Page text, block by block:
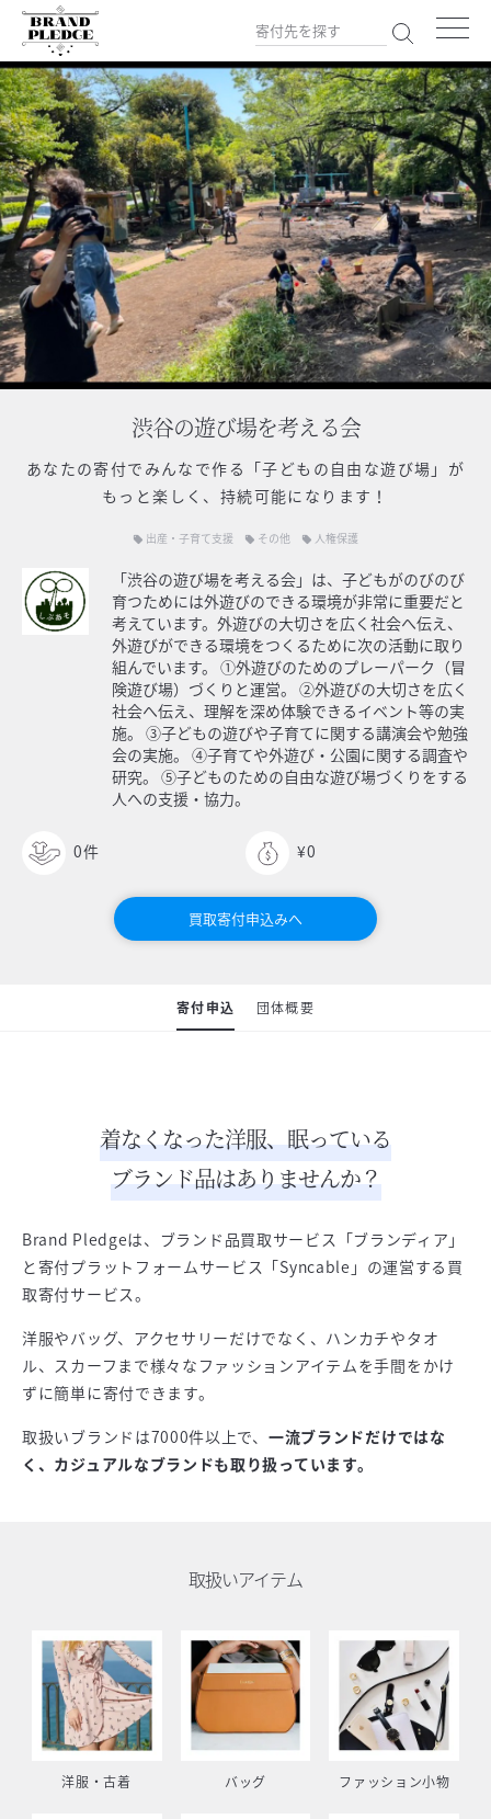
渋谷の遊び場を考える会
あなたの寄付で みんなで作る「子どもの自由な遊び場」が
もっと楽しく、持続可能になります！
local_offer 出産・子育て支援 local_offer その他 local_offer 人権保護
「渋谷の遊び場を考える会」は、子どもがのびのび
育つためには外遊びのできる環境が非常に重要だと
考えています。外遊びの大切さを広く社会へ伝え、
外遊びができる環境をつくるために次の活動に取り
組んでいます。 ①外遊びのためのプレーパーク（冒
険遊び場）づくりと運営。 ②外遊びの大切さを広く
社会へ伝え、理解を深め体験できるイベント等の実
施。 ③子どもの遊びや子育てに関する講演会や勉強
会の実施。 ④子育てや外遊び・公園に関する調査や
研究。 ⑤子どものための自由な遊び場づくりをする
人への支援・協力。
0件 ¥0
買取寄付申込みへ
寄付申込 団体概要
着なくなった洋服、眠っている
ブランド品はありませんか？
Brand Pledgeは、ブランド品買取サービス「ブランディア」
と寄付プラットフォームサービス「Syncable」の運営する買
取寄付サービス。
洋服やバッグ、アクセサリーだけでなく、ハンカチやタオ
ル、スカーフまで様々なファッションアイテムを手間をかけ
ずに簡単に寄付できます。
取扱いブランドは7000件以上で、 一流ブランドだけではな
く、カジュアルなブランドも取り扱っています。
取扱いアイテム
洋服・古着 バッグ ファッション小物